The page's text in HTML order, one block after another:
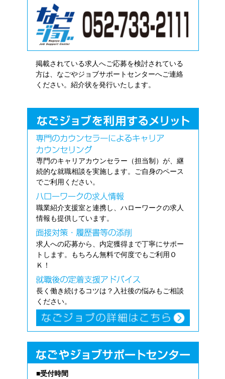
掲載されている求人へご応募を検討されている
方は、なごやジョブサポートセンターへご連絡
ください。紹介状を発行いたします。
専門のキャリアカウンセラー（担当制）が、継
続的な就職相談を実施します。ご自身のペース
でご利用ください。
職業紹介支援室と連携し、ハローワークの求人
情報も提供しています。
求人への応募から、内定獲得まで丁寧にサポー
トします。もちろん無料で何度でもご利用Ｏ
Ｋ！
長く働き続けるコツは？入社後の悩みもご相談
ください。
■受付時間